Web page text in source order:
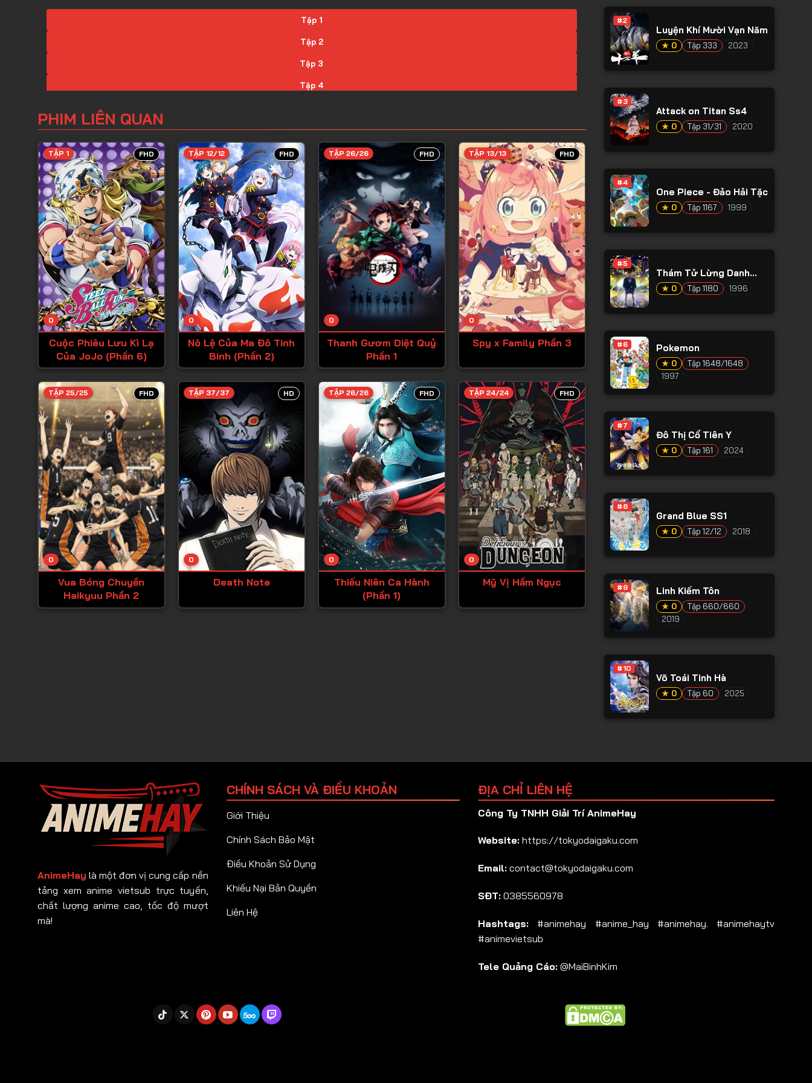
Tập 1
Tập 2
Tập 3
Tập 4
Tập 6
Tập 7
Tập 8
Tập 9
Tập 10
Tập 11
Tập 12
Tập 13
Tập 14
Tập 15
Tập 17
Tập 18
Tập 22
Tập 23
Tập 24
Tập 25
Tập 26
Tập 28
Tập 36
Tập 37
Tập 39
Tập 40
Tập 41
PHIM LIÊN QUAN
FHD
0
TẬP 1
Cuộc Phiêu Lưu Kì Lạ
Của JoJo (Phần 6)
FHD
0
TẬP 12/12
Nô Lệ Của Ma Đô Tinh
Binh (Phần 2)
FHD
0
TẬP 26/26
Thanh Gươm Diệt Quỷ
Phần 1
FHD
0
TẬP 13/13
Spy x Family Phần 3
FHD
0
TẬP 25/25
Vua Bóng Chuyền
Haikyuu Phần 2
HD
0
TẬP 37/37
Death Note
FHD
0
TẬP 26/26
Thiếu Niên Ca Hành
(Phần 1)
FHD
0
TẬP 24/24
Mỹ Vị Hầm Ngục
#2
Luyện Khí Mười Vạn Năm
★ 0 Tập 333 2023
#3
Attack on Titan Ss4
★ 0 Tập 31/31 2020
#4
One Piece - Đảo Hải Tặc
★ 0 Tập 1167 1999
#5
Thám Tử Lừng Danh
Conan
★ 0 Tập 1180 1996
#6 Pokemon
★ 0
Tập 1648/1648
1997
#7
Đô Thị Cổ Tiên Y
★ 0 Tập 161 2024
#8
Grand Blue SS1
★ 0 Tập 12/12 2018
#9 Linh Kiếm Tôn
★ 0
Tập 660/660
2019
#10
Võ Toái Tinh Hà
★ 0 Tập 60 2025
AnimeHay là một đơn vị cung cấp nền
tảng xem anime vietsub trực tuyến,
chất lượng anime cao, tốc độ mượt
mà!
CHÍNH SÁCH VÀ ĐIỀU KHOẢN
Giới Thiệu
Chính Sách Bảo Mật
Điều Khoản Sử Dụng
Khiếu Nại Bản Quyền
Liên Hệ
ĐỊA CHỈ LIÊN HỆ
Công Ty TNHH Giải Trí AnimeHay
Website: https://tokyodaigaku.com
Email: contact@tokyodaigaku.com
SĐT: 0385560978
Hashtags: #animehay #anime_hay #animehay. #animehaytv
#animevietsub
Tele Quảng Cáo: @MaiBinhKim